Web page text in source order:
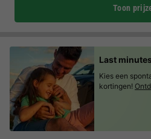
Toon
Last
Kies een
kortingen!